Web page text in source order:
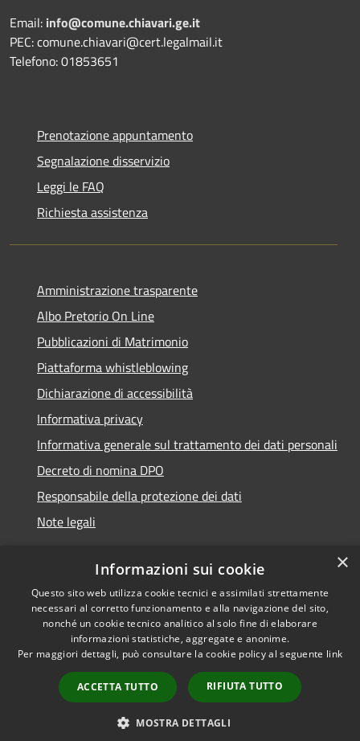
Email: info@comune.chiavari.ge.it
PEC: comune.chiavari@cert.legalmail.it
Telefono: 01853651
Prenotazione appuntamento
Segnalazione disservizio
Leggi le FAQ
Richiesta assistenza
Amministrazione trasparente
Albo Pretorio On Line
Pubblicazioni di Matrimonio
Piattaforma whistleblowing
Dichiarazione di accessibilità
Informativa privacy
Informativa generale sul trattamento dei dati personali
Decreto di nomina DPO
Responsabile della protezione dei dati
Note legali
RSS
Accessibilità
Cookie
Mappa del sito
Piano di miglioramento
© 2021 - 2026 Comune di
Chiavari -Area Riservata
×
Informazioni sui cookie
Questo sito web utilizza cookie tecnici e assimilati strettamente
necessari al corretto funzionamento e alla navigazione del sito,
nonché un cookie tecnico analitico al solo fine di elaborare
informazioni statistiche, aggregate e anonime.
Per maggiori dettagli, può consultare la cookie policy al seguente link
ACCETTA TUTTO RIFIUTA TUTTO
MOSTRA DETTAGLI